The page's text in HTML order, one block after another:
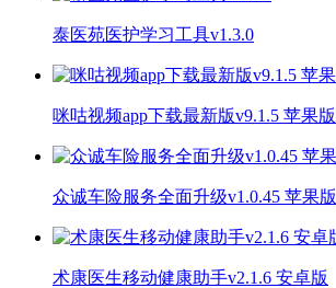
泰医苑医护学习工具v1.3.0
咪咕视频app下载最新版v9.1.5 苹果版
众诚车险服务全面升级v1.0.45 苹果版
术康医生移动健康助手v2.1.6 安卓版